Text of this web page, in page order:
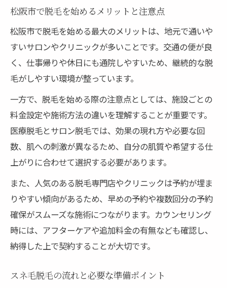
ト
脱毛専門店と医療脱毛どちらが最適か考え
料金やプランで選ぶ脱毛のポイントを解説
口コミやレビューから読み解く選び方のコ
VIO脱毛も検討できる脱毛店の特徴とは
脱毛後の肌ケア方法と美肌を維持するコツ
脱毛後に必要な肌ケアと保湿のポイント
脱毛効果を持続させるための習慣を解説
肌荒れ防止のために心がけたいケア方法
美肌を維持するための生活習慣とは
スネ毛脱毛後でも安心のセルフケア術
松阪市で脱毛を始めるメリットと注意点
松阪市で脱毛を始める最大のメリットは、地元で通いや
すいサロンやクリニックが多いことです。交通の便が良
く、仕事帰りや休日にも通院しやすいため、継続的な脱
毛がしやすい環境が整っています。
一方で、脱毛を始める際の注意点としては、施設ごとの
料金設定や施術方法の違いを理解することが重要です。
医療脱毛とサロン脱毛では、効果の現れ方や必要な回
数、肌への刺激が異なるため、自分の肌質や希望する仕
上がりに合わせて選択する必要があります。
また、人気のある脱毛専門店やクリニックは予約が埋ま
りやすい傾向があるため、早めの予約や複数回分の予約
確保がスムーズな施術につながります。カウンセリング
時には、アフターケアや追加料金の有無なども確認し、
納得した上で契約することが大切です。
スネ毛脱毛の流れと必要な準備ポイント